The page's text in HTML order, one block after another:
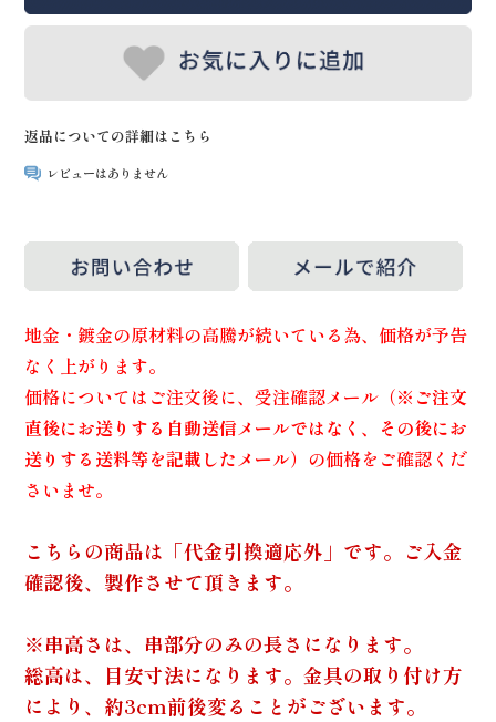
返品についての詳細はこちら
レビューはありません
地金・鍍金の原材料の高騰が続いている為、価格が予告
なく上がります。
価格についてはご注文後に、受注確認メール（※ご注文
直後にお送りする自動送信メールではなく、その後にお
送りする送料等を記載したメール）の価格をご確認くだ
さいませ。
こちらの商品は「代金引換適応外」です。ご入金
確認後、製作させて頂きます。
※串高さは、串部分のみの長さになります。
総高は、目安寸法になります。金具の取り付け方
により、約3cm前後変ることがございます。